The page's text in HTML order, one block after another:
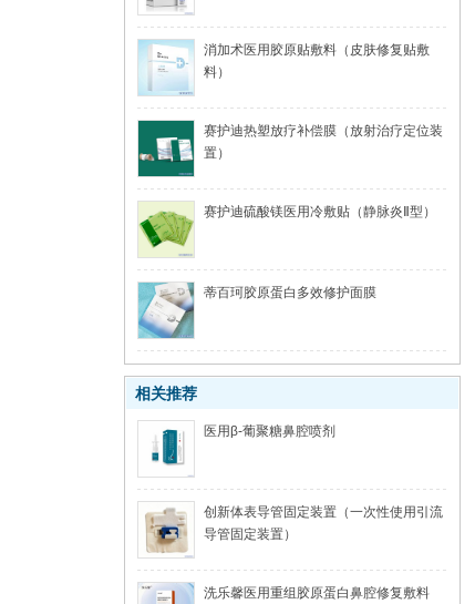
消加术医用胶原贴敷料（皮肤修复贴敷
料）
赛护迪热塑放疗补偿膜（放射治疗定位装
置）
赛护迪硫酸镁医用冷敷贴（静脉炎Ⅱ型）
蒂百珂胶原蛋白多效修护面膜
相关推荐
医用β-葡聚糖鼻腔喷剂
创新体表导管固定装置（一次性使用引流
导管固定装置）
洗乐馨医用重组胶原蛋白鼻腔修复敷料